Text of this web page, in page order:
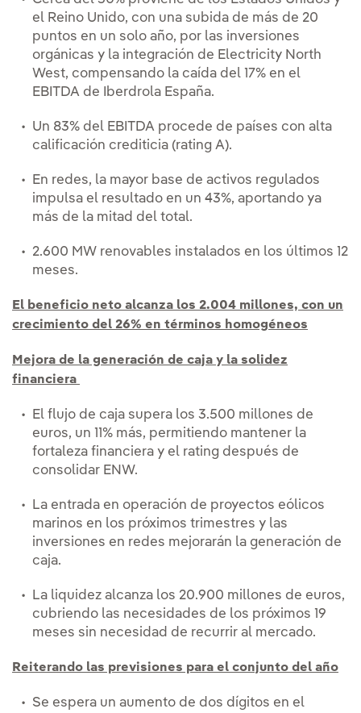
el Reino Unido, con una subida de más de 20
puntos en un solo año, por las inversiones
orgánicas y la integración de Electricity North
West, compensando la caída del 17% en el
EBITDA de Iberdrola España.
Un 83% del EBITDA procede de países con alta
calificación crediticia (rating A).
En redes, la mayor base de activos regulados
impulsa el resultado en un 43%, aportando ya
más de la mitad del total.
2.600 MW renovables instalados en los últimos 12
meses.
El beneficio neto alcanza los 2.004 millones, con un
crecimiento del 26% en términos homogéneos
Mejora de la generación de caja y la solidez
financiera
El flujo de caja supera los 3.500 millones de
euros, un 11% más, permitiendo mantener la
fortaleza financiera y el rating después de
consolidar ENW.
La entrada en operación de proyectos eólicos
marinos en los próximos trimestres y las
inversiones en redes mejorarán la generación de
caja.
La liquidez alcanza los 20.900 millones de euros,
cubriendo las necesidades de los próximos 19
meses sin necesidad de recurrir al mercado.
Reiterando las previsiones para el conjunto del año
Se espera un aumento de dos dígitos en el